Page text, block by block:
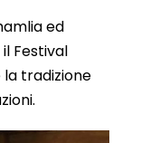
ed
Festival
la tradizione